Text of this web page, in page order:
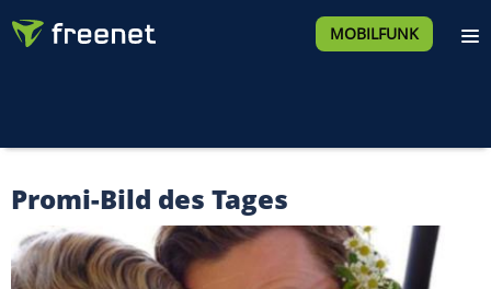
MOBILFUNK
Promi-Bild des Tages